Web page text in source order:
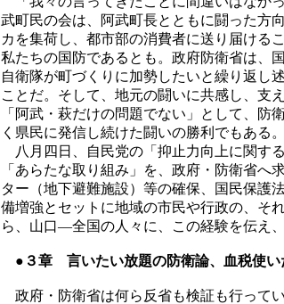
武町民の会は、阿武町長とともに闘った方
カを集荷し、都市部の消費者に送り届ける
私たちの国防であるとも。政府防衛省は、
自衛隊が町づくりに加勢したいと繰り返し
ことだ。そして、地元の闘いに共感し、支
「阿武・萩だけの問題でない」として、
く県民に発信し続けた闘いの勝利でもある。
八月四日、自民党の「抑止力向上に関す
「あらたな取り組み」を、政府・防衛省
ター（地下避難施設）等の確保、国民保護
備増強とセットに地域の市民や行政の、そ
ら、山口―全国の人々に、この経験を伝え
●３章 言いたい放題の防衛論、血税使い
政府・防衛省は何ら反省も検証も行って